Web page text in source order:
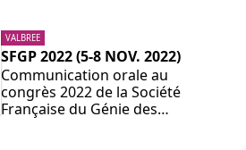
VALBREE
SFGP 2022 (5-8 NOV. 2022)
Communication orale au
congrès 2022 de la Société
Française du Génie des…